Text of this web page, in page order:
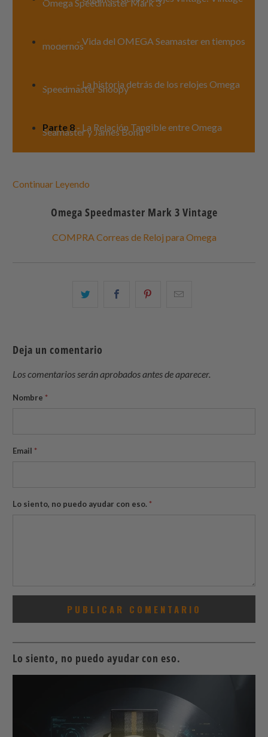
Omega Speedmaster Mark 3
- Vida del OMEGA Seamaster en tiempos
modernos
Parte 7 - La historia detrás de los relojes Omega
Speedmaster Snoopy
Parte 8- La Relación Tangible entre Omega
Seamaster y James Bond
Continuar Leyendo
Omega Speedmaster Mark 3 Vintage
COMPRA Correas de Reloj para Omega
ComparteComparteCompartir
Deja un comentario
Los comentarios serán aprobados antes de aparecer.
Nombre *
Email *
Lo siento, no puedo ayudar con eso. *
Lo siento, no puedo ayudar con eso.